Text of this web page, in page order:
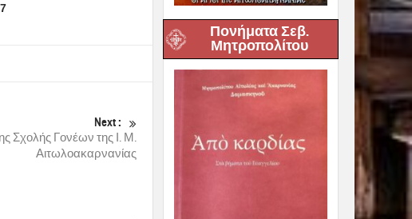
Next :
Σχολής Γονέων της Ι. Μ.
Αιτωλοακαρνανίας
Πονήματα Σεβ.
Μητροπολίτου